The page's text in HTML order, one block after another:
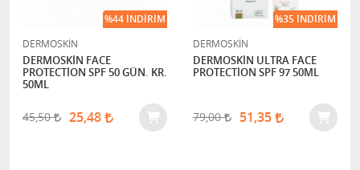
DERMOSKİN
DERMOSKİN FACE
PROTECTİON SPF 50 GÜN. KR.
50ML
45,50 25,48
%44 İNDIRIM
DERMOSKİN
DERMOSKİN ULTRA FACE
PROTECTİON SPF 97 50ML
79,00 51,35
%35 İNDIRIM